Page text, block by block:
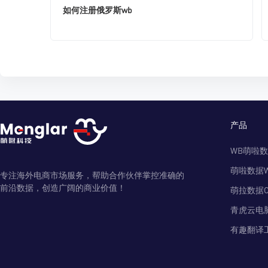
如何注册俄罗斯wb
专注海外电商市场服务，帮助合作伙伴掌控准确的
前沿数据，创造广阔的商业价值！
产品
WB萌啦
萌啦数据
萌拉数据
青虎云电
有趣翻译